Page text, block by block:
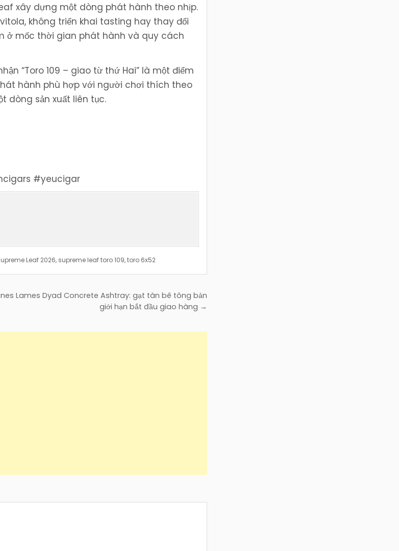
xây dựng một dòng phát hành theo nhịp.
không triển khai tasting hay thay đổi
ở mốc thời gian phát hành và quy cách
“Toro 109 – giao từ thứ Hai” là một điểm
hành phù hợp với người chơi thích theo
dòng sản xuất liên tục.
#yeucigar
Leaf 2026, supreme leaf toro 109,toro 6x52
Lames Dyad Concrete Ashtray: gạt tàn bê tông bản
giới hạn bắt đầu giao hàng →